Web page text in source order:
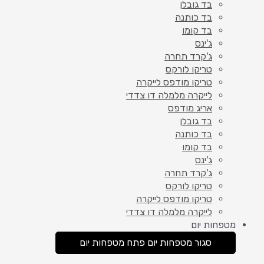
בד גובלן
בד כותנה
בד קומו
ג'ינס
ג'קרד תחרה
טריקו לורקס
טריקו מודפס לייקרה
לייקרה מלמלה דו צדדי
אריג מודפס
בד גובלן
בד כותנה
בד קומו
ג'ינס
ג'קרד תחרה
טריקו לורקס
טריקו מודפס לייקרה
לייקרה מלמלה דו צדדי
מטפחות יום
סגור מטפחות יום פתח מטפחות יום